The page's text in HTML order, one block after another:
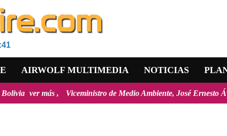
AIRWOLF MULTIMEDIA NOTICIAS
de Medio Ambiente, José Ernesto Ávila: "la mayoría de